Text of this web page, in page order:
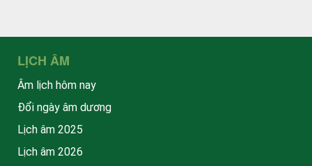
LỊCH ÂM
Âm lịch hôm nay
Đổi ngày âm dương
Lịch âm 2025
Lịch âm 2026